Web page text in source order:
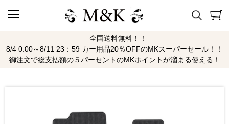
全国送料無料！！
8/4 0:00～8/11 23：59 カー用品20％OFFのMKスーパーセール！！
御注文で総支払額の５パーセントのMKポイントが溜まる使える！